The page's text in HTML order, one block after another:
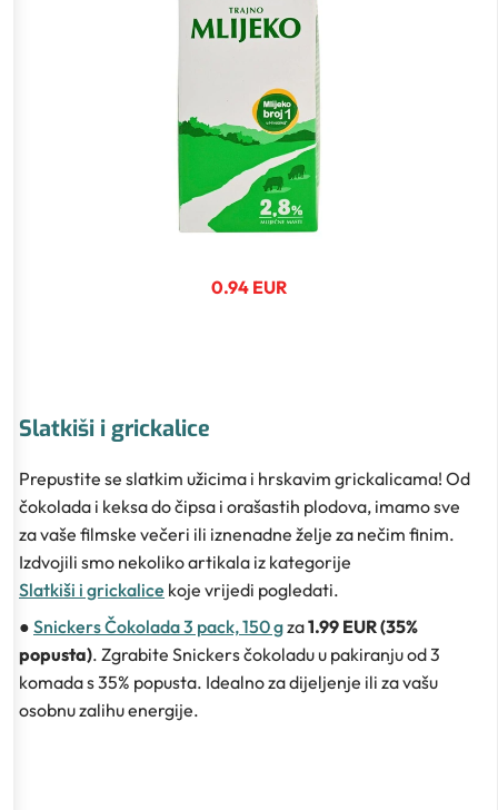
0.94 EUR
Slatkiši i grickalice
Prepustite se slatkim užicima i hrskavim grickalicama! Od
čokolada i keksa do čipsa i orašastih plodova, imamo sve
za vaše filmske večeri ili iznenadne želje za nečim finim.
Izdvojili smo nekoliko artikala iz kategorije
Slatkiši i grickalice koje vrijedi pogledati.
● Snickers Čokolada 3 pack, 150 gza1.99 EUR (35%
popusta). Zgrabite Snickers čokoladu u pakiranju od 3
komada s 35% popusta. Idealno za dijeljenje ili za vašu
osobnu zalihu energije.